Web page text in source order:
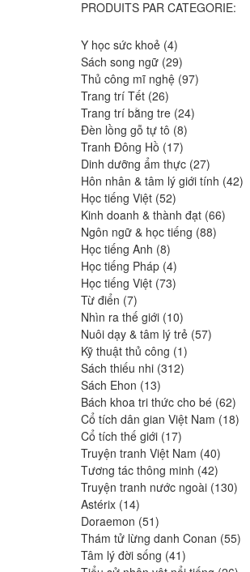
PRODUITS PAR CATEGORIE:
Y học sức khoẻ 44
produits
Sách song ngữ 2929
produits
Thủ công mĩ nghệ 9797
Trang trí Tết 2626
produits
Trang trí bằng tre 2424
Đèn lồng gỗ tự tô 88
Tranh Đông Hồ 1717
produits
Dinh dưỡng ẩm thực 2727
produits
Hôn nhân & tâm lý giới tính 42
Học tiếng Việt 5252
produits
Kinh doanh & thành đạt 6666
Ngôn ngữ & học tiếng 8888
Học tiếng Anh 88
produits
Học tiếng Pháp 44
produits
Học tiếng Việt 7373
Từ điển 77
produits
Nhìn ra thế giới 1010
produits
Nuôi dạy & tâm lý trẻ 5757
Kỹ thuật thủ công 11
produit
Sách thiếu nhi 312312
Sách Ehon 1313
produits
Bách khoa tri thức cho bé 6262
Cổ tích dân gian Việt Nam 1818
Cổ tích thế giới 1717
produits
Truyện tranh Việt Nam 4040
Tương tác thông minh 4242
Truyện tranh nước ngoài 130
Astérix 1414
produits
Doraemon 5151
produits
Thám tử lừng danh Conan 5555
Tâm lý đời sống 4141